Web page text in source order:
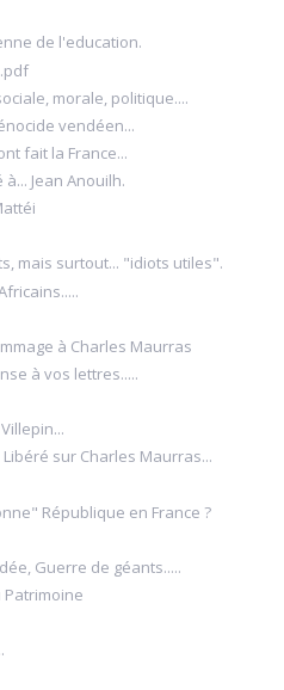
de l'education.
morale, politique....
vendéen...
fait la France...
Jean Anouilh.
mais surtout... "idiots utiles".
à Charles Maurras
à vos lettres.....
sur Charles Maurras...
République en France ?
Guerre de géants.....
Patrimoine